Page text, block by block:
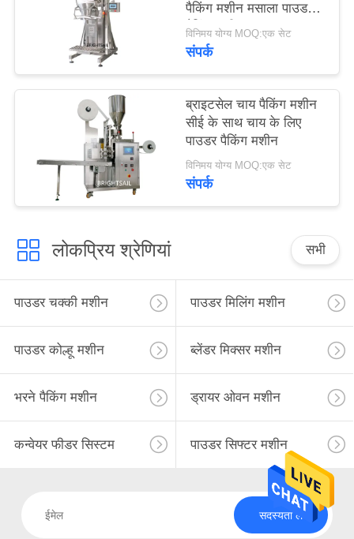
पैकिंग मशीन मसाला पाउडर
पैकिंग मशीन
विनिमय योग्य MOQ:एक सेट
संपर्क
ब्राइटसेल चाय पैकिंग मशीन
सीई के साथ चाय के लिए
पाउडर पैकिंग मशीन
विनिमय योग्य MOQ:एक सेट
संपर्क
लोकप्रिय श्रेणियां सभी
पाउडर चक्की मशीन पाउडर मिलिंग मशीन
पाउडर कोल्हू मशीन ब्लेंडर मिक्सर मशीन
भरने पैकिंग मशीन ड्रायर ओवन मशीन
कन्वेयर फीडर सिस्टम पाउडर सिफ्टर मशीन
सदस्यता लें